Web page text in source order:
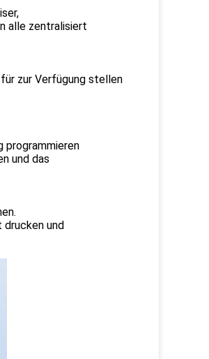
alle zentralisiert
zur Verfügung stellen
programmieren
und das
drucken und